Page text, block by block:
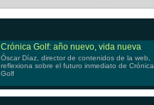
Crónica Golf: año nuevo, vida nueva
Óscar Díaz, director de contenidos de la web,
reflexiona sobre el futuro inmediato de Crónica
Golf